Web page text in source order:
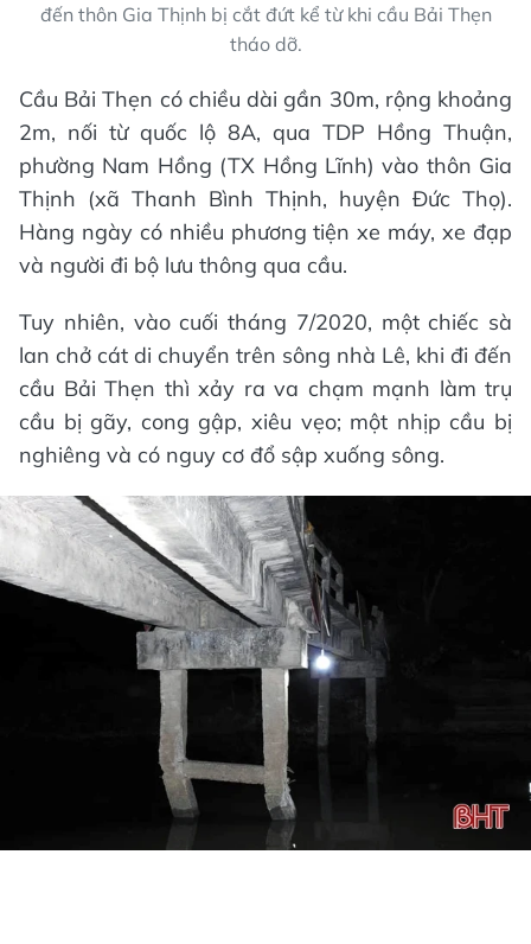
đến thôn Gia Thịnh bị cắt đứt kể từ khi cầu Bải Thẹn
tháo dỡ.
Cầu Bải Thẹn có chiều dài gần 30m, rộng khoảng
2m, nối từ quốc lộ 8A, qua TDP Hồng Thuận,
phường Nam Hồng (TX Hồng Lĩnh) vào thôn Gia
Thịnh (xã Thanh Bình Thịnh, huyện Đức Thọ).
Hàng ngày có nhiều phương tiện xe máy, xe đạp
và người đi bộ lưu thông qua cầu.
Tuy nhiên, vào cuối tháng 7/2020, một chiếc sà
lan chở cát di chuyển trên sông nhà Lê, khi đi đến
cầu Bải Thẹn thì xảy ra va chạm mạnh làm trụ
cầu bị gãy, cong gập, xiêu vẹo; một nhịp cầu bị
nghiêng và có nguy cơ đổ sập xuống sông.